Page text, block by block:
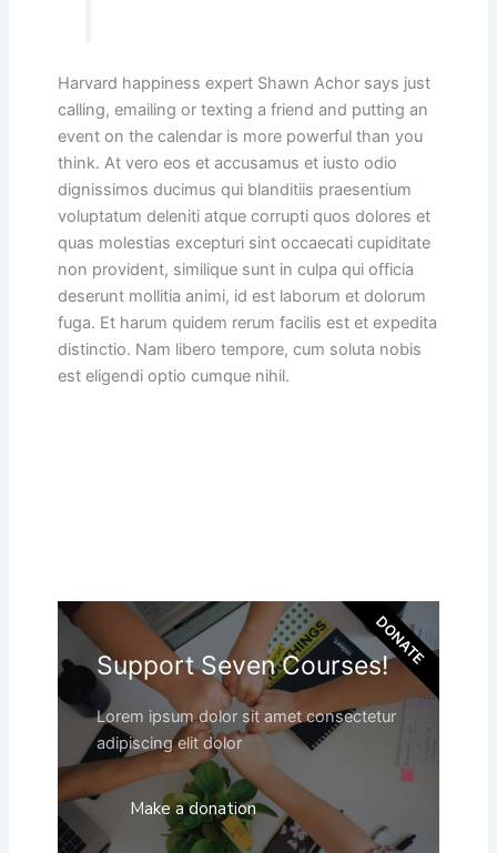
Harvard happiness expert Shawn Achor says just
calling, emailing or texting a friend and putting an
event on the calendar is more powerful than you
think. At vero eos et accusamus et iusto odio
dignissimos ducimus qui blanditiis praesentium
voluptatum deleniti atque corrupti quos dolores et
quas molestias excepturi sint occaecati cupiditate
non provident, similique sunt in culpa qui officia
deserunt mollitia animi, id est laborum et dolorum
fuga. Et harum quidem rerum facilis est et expedita
distinctio. Nam libero tempore, cum soluta nobis
est eligendi optio cumque nihil.
Support Seven Courses!
Lorem ipsum dolor sit amet consectetur
adipiscing elit dolor
Make a donation
DONATE